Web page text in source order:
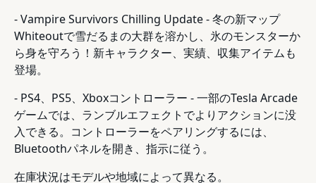
- Vampire Survivors Chilling Update - 冬の新マップ
Whiteoutで雪だるまの大群を溶かし、氷のモンスターか
ら身を守ろう！新キャラクター、実績、収集アイテムも
登場。
- PS4、PS5、Xboxコントローラー - 一部のTesla Arcade
ゲームでは、ランブルエフェクトでよりアクションに没
入できる。コントローラーをペアリングするには、
Bluetoothパネルを開き、指示に従う。
在庫状況はモデルや地域によって異なる。